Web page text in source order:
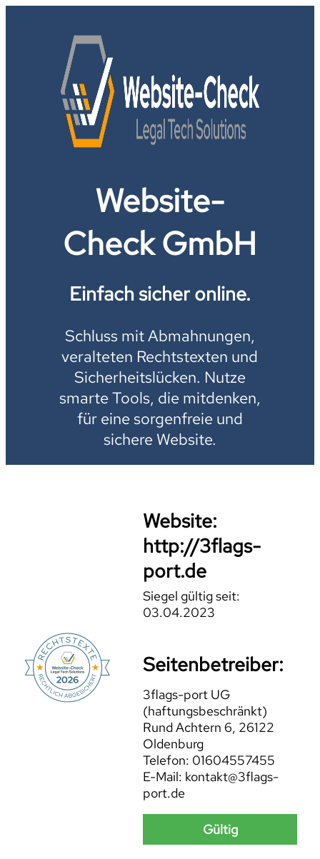
Website-
Check GmbH
Einfach sicher online.
Schluss mit Abmahnungen,
veralteten Rechtstexten und
Sicherheitslücken. Nutze
smarte Tools, die mitdenken,
für eine sorgenfreie und
sichere Website.
Website:
http://3flags-
port.de
Siegel gültig seit:
03.04.2023
Seitenbetreiber:
3flags-port UG
(haftungsbeschränkt)
Rund Achtern 6, 26122
Oldenburg
Telefon: 01604557455
E-Mail: kontakt@3flags-
port.de
Gültig